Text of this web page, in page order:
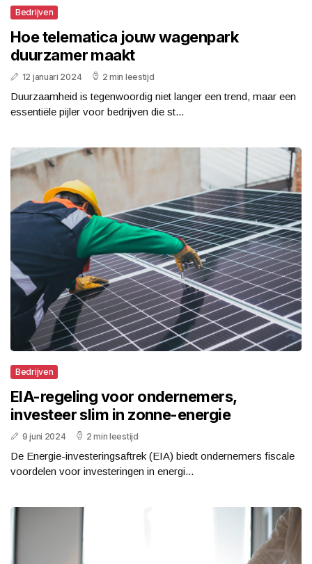
Bedrijven
Hoe telematica jouw wagenpark
duurzamer maakt
12 januari 2024 2 min leestijd
Duurzaamheid is tegenwoordig niet langer een trend, maar een
essentiële pijler voor bedrijven die st...
Bedrijven
EIA-regeling voor ondernemers,
investeer slim in zonne-energie
9 juni 2024 2 min leestijd
De Energie-investeringsaftrek (EIA) biedt ondernemers fiscale
voordelen voor investeringen in energi...